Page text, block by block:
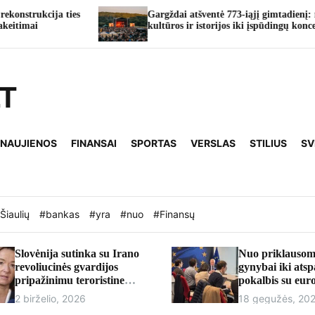
Gargždai atšventė 773-iąjį gimtadienį: nuo
kultūros ir istorijos iki įspūdingų koncertų
FINANSAI SPORTAS VERSLAS STILIUS
#bankas #yra #nuo #Finansų
Slovėnija sutinka su Irano
revoliucinės gvardijos
pripažinimu teroristine
organizacija
2 birželio, 2026
Nuo
gynybai iki
pokalbis su
Andriumi
18 gegužės,